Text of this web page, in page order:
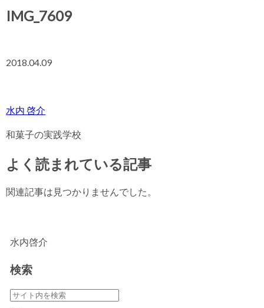
IMG_7609
2018.04.09
水内 啓介
和菓子の実践学校
よく読まれている記事
関連記事は見つかりませんでした。
水内啓介
検索